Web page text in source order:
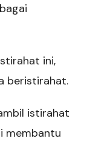
ini,
beristirahat.
istirahat
membantu